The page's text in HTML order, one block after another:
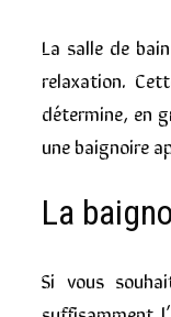
La salle de
relaxation.
détermine, en
une baignoire
La
Si vous